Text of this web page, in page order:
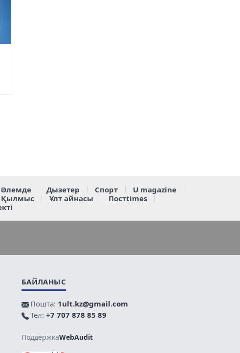
Әлемде Дызетер Спорт
U magazine
Қылмыс Ұлт айнасы
Постtimes
БАЙЛАНЫС
Пошта: 1ult.kz@gmail.com
Тел: +7 707 878 85 89
ПоддержкаWebAudit